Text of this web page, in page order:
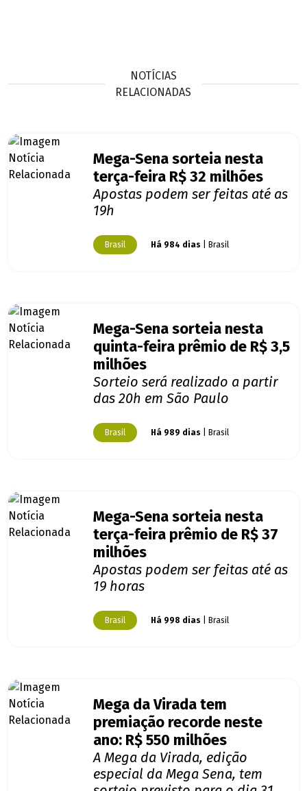
NOTÍCIAS
RELACIONADAS
Mega-Sena sorteia nesta
terça-feira R$ 32 milhões
Apostas podem ser feitas até as
19h
Brasil Há 984 dias | Brasil
Mega-Sena sorteia nesta
quinta-feira prêmio de R$ 3,5
milhões
Sorteio será realizado a partir
das 20h em São Paulo
Brasil Há 989 dias | Brasil
Mega-Sena sorteia nesta
terça-feira prêmio de R$ 37
milhões
Apostas podem ser feitas até as
19 horas
Brasil Há 998 dias | Brasil
Mega da Virada tem
premiação recorde neste
ano: R$ 550 milhões
A Mega da Virada, edição
especial da Mega Sena, tem